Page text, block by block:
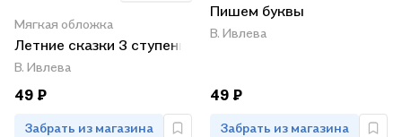
Мягкая обложка
Летние сказки 3 ступень
В. Ивлева
49 ₽
Забрать из магазина
Пишем буквы
В. Ивлева
49 ₽
Забрать из магазина